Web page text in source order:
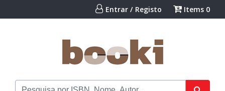
Entrar / Registo Items 0